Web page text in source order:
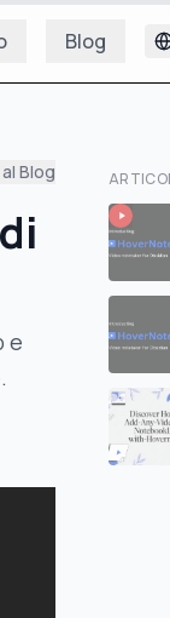
Blog
Blog
e